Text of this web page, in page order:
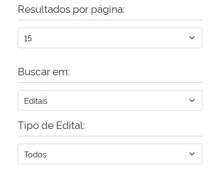
Resultados por página:
Buscar em:
Tipo de Edital: